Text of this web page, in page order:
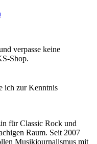
verpasse keine
Shop.
ich zur Kenntnis
für Classic Rock und
Raum. Seit 2007
Musikjournalismus mit